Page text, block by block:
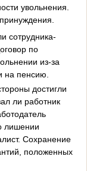
увольнения.
сотрудника-
по
из-за
на пенсию.
достигли
ли работник
лишении
Сохранение
положенных